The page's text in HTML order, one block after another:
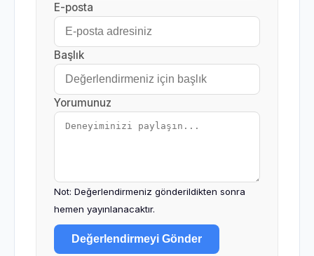
E-posta
Başlık
Yorumunuz
Not: Değerlendirmeniz gönderildikten sonra
hemen yayınlanacaktır.
Değerlendirmeyi Gönder